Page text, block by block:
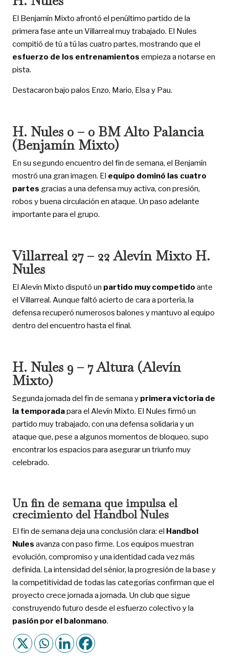
El Benjamín Mixto afrontó el penúltimo partido de la
primera fase ante un Villarreal muy trabajado. El Nules
compitió de tú a tú las cuatro partes, mostrando que el
esfuerzo de los entrenamientos empieza a notarse en
pista.
Destacaron bajo palos Enzo, Mario, Elsa y Pau.
H. Nules 0 – 0 BM Alto Palancia
(Benjamín Mixto)
En su segundo encuentro del fin de semana, el Benjamín
mostró una gran imagen. El equipo dominó las cuatro
partes gracias a una defensa muy activa, con presión,
robos y buena circulación en ataque. Un paso adelante
importante para el grupo.
Villarreal 27 – 22 Alevín Mixto H.
Nules
El Alevín Mixto disputó un partido muy competido ante
el Villarreal. Aunque faltó acierto de cara a portería, la
defensa recuperó numerosos balones y mantuvo al equipo
dentro del encuentro hasta el final.
H. Nules 9 – 7 Altura (Alevín
Mixto)
Segunda jornada del fin de semana y primera victoria de
la temporadapara el Alevín Mixto. El Nules firmó un
partido muy trabajado, con una defensa solidaria y un
ataque que, pese a algunos momentos de bloqueo, supo
encontrar los espacios para asegurar un triunfo muy
celebrado.
Un fin de semana que impulsa el
crecimiento del Handbol Nules
El fin de semana deja una conclusión clara: el Handbol
Nules avanza con paso firme. Los equipos muestran
evolución, compromiso y una identidad cada vez más
definida. La intensidad del sénior, la progresión de la base y
la competitividad de todas las categorías confirman que el
proyecto crece jornada a jornada. Un club que sigue
construyendo futuro desde el esfuerzo colectivo y la
pasión por el balonmano.